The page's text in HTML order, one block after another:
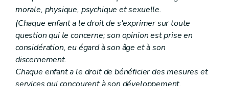
morale, physique, psychique et sexuelle.
(Chaque enfant a le droit de s'exprimer sur toute
question qui le concerne; son opinion est prise en
considération, eu égard à son âge et à son
discernement.
Chaque enfant a le droit de bénéficier des mesures et